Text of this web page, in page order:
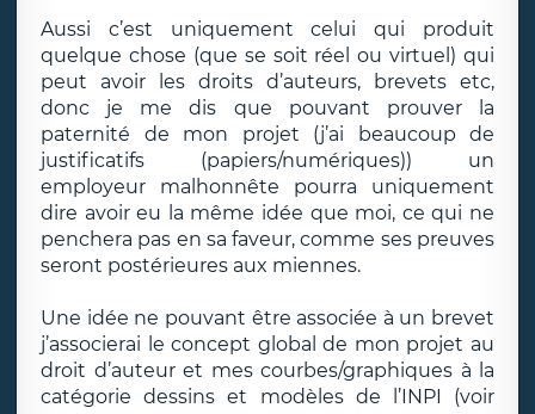
Aussi c’est uniquement celui qui produit
quelque chose (que se soit réel ou virtuel) qui
peut avoir les droits d’auteurs, brevets etc,
donc je me dis que pouvant prouver la
paternité de mon projet (j’ai beaucoup de
justificatifs (papiers/numériques)) un
employeur malhonnête pourra uniquement
dire avoir eu la même idée que moi, ce qui ne
penchera pas en sa faveur, comme ses preuves
seront postérieures aux miennes.
Une idée ne pouvant être associée à un brevet
j’associerai le concept global de mon projet au
droit d’auteur et mes courbes/graphiques à la
catégorie dessins et modèles de l’INPI (voir